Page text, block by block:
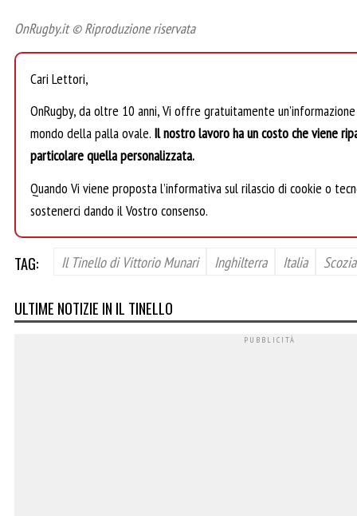
OnRugby.it © Riproduzione riservata
Cari Lettori,
OnRugby, da oltre 10 anni, Vi offre gratuitamente
mondo della palla ovale. Il nostro lavoro ha un costo che viene
particolare quella personalizzata.
Quando Vi viene proposta l’informativa sul rilascio di cookie o
sostenerci dando il Vostro consenso.
TAG: Il Tinello di Vittorio Munari Inghilterra Italia Scozia
ULTIME NOTIZIE IN IL TINELLO